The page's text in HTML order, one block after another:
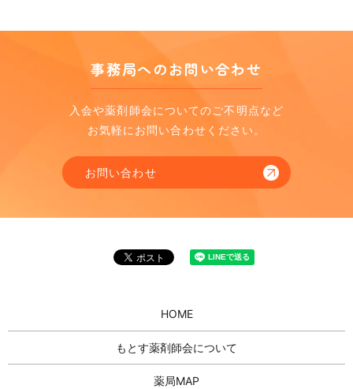
事務局へのお問い合わせ
入会や薬剤師会についてのご不明点など
お気軽にお問い合わせください。
お問い合わせ
HOME
もとす薬剤師会について
薬局MAP